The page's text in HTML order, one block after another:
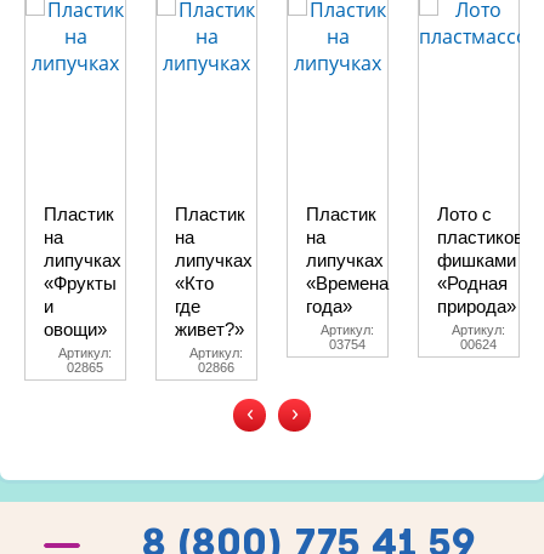
Пластик
на
липучках
«Фрукты
и
овощи»
Артикул:
02865
Пластик
на
липучках
«Кто
где
живет?»
Артикул:
02866
Пластик
на
липучках
«Времена
года»
Артикул:
03754
Лото с
фишками
«Родная
природа»
Артикул:
00624
‹ ›
8 (800) 775 41 59